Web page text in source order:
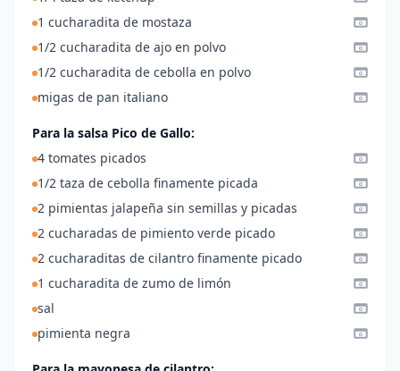
1 cucharadita de mostaza
1/2 cucharadita de ajo en polvo
1/2 cucharadita de cebolla en polvo
migas de pan italiano
Para la salsa Pico de Gallo:
4 tomates picados
1/2 taza de cebolla finamente picada
2 pimientas jalapeña sin semillas y picadas
2 cucharadas de pimiento verde picado
2 cucharaditas de cilantro finamente picado
1 cucharadita de zumo de limón
sal
pimienta negra